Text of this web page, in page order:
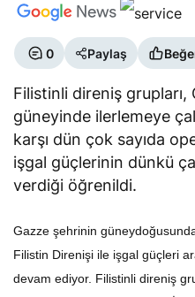
0 Paylaş
Filistinli direniş grupları,
güneyinde ilerlemeye
karşı dün çok sayıda
işgal güçlerinin dünkü
verdiği öğrenildi.
Gazze şehrinin
Filistin Direnişi ile işgal güçleri
devam ediyor. Filistinli direniş